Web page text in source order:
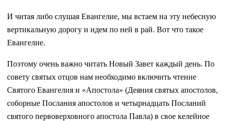
И читая либо слушая Евангелие, мы встаем на эту небесную
вертикальную дорогу и идем по ней в рай. Вот что такое
Евангелие.
Поэтому очень важно читать Новый Завет каждый день. По
совету святых отцов нам необходимо включить чтение
Святого Евангелия и «Апостола» (Деяния святых апостолов,
соборные Послания апостолов и четырнадцать Посланий
святого первоверховного апостола Павла) в свое келейное